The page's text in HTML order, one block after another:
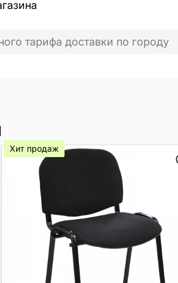
тарифа доставки по городу
Хит продаж